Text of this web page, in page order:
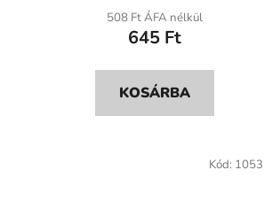
508 Ft ÁFA nélkül
645 Ft
KOSÁRBA
Kód: 1053